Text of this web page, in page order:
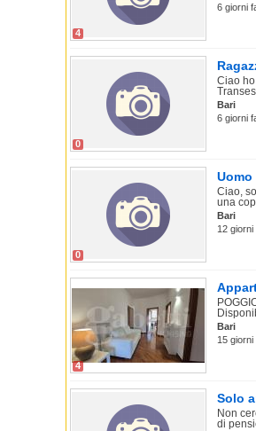
4
6 giorni
0
Ciao
Bari
6 giorni
0
Ciao,
una
Bari
12
4
Bari
15
Solo
Non
di